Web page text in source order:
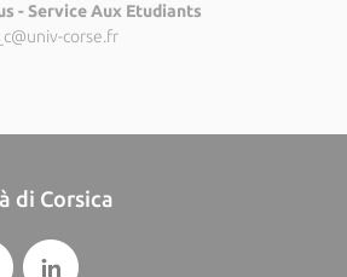
- Service Aux Etudiants
corse.fr
di Corsica